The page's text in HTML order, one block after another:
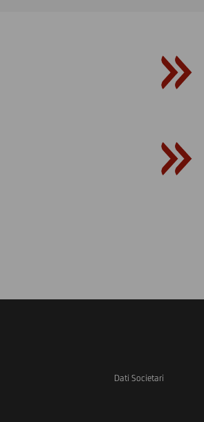
Dati Societari